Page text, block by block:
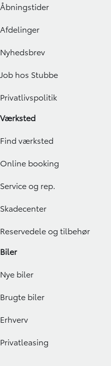
Åbningstider
Afdelinger
Nyhedsbrev
Job hos Stubbe
Privatlivspolitik
Værksted
Find værksted
Online booking
Service og rep.
Skadecenter
Reservedele og tilbehør
Biler
Nye biler
Brugte biler
Erhverv
Privatleasing